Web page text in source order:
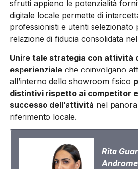
sfrutti appieno le potenzialità
digitale locale permette di
professionisti e utenti selezionato
relazione di fiducia consolidata
Unire tale strategia con attività
esperienziale che coinvolgano
all’interno dello showroom fisico
distintivi rispetto ai competitor
successo dell’attività nel
riferimento locale.
Rita